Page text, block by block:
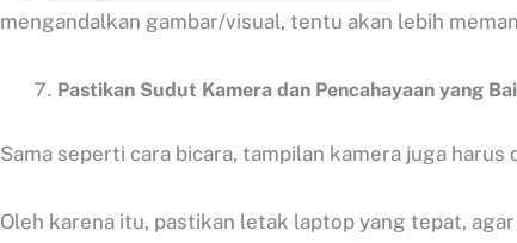
mengandalkan gambar/visual, tentu akan lebih
Pastikan Sudut Kamera dan Pencahayaan yang
Sama seperti cara bicara, tampilan kamera juga harus
Oleh karena itu, pastikan letak laptop yang tepat,